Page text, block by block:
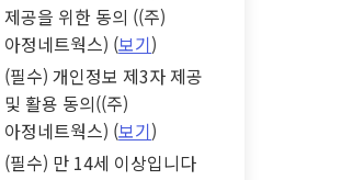
제공을 위한 동의 ((주)
아정네트웍스) (보기)
(필수) 개인정보 제3자 제공
및 활용 동의((주)
아정네트웍스) (보기)
(필수) 만 14세 이상입니다